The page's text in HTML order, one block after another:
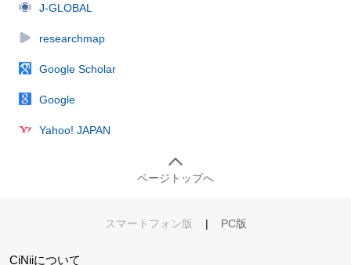
J-GLOBAL
researchmap
Google Scholar
Google
Yahoo! JAPAN
ページトップへ
スマートフォン版 | PC版
CiNiiについて